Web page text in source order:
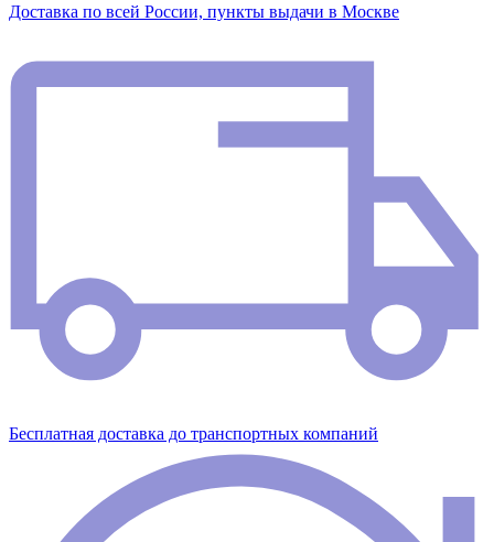
Доставка по всей России, пункты выдачи в Москве
Бесплатная доставка до транспортных компаний